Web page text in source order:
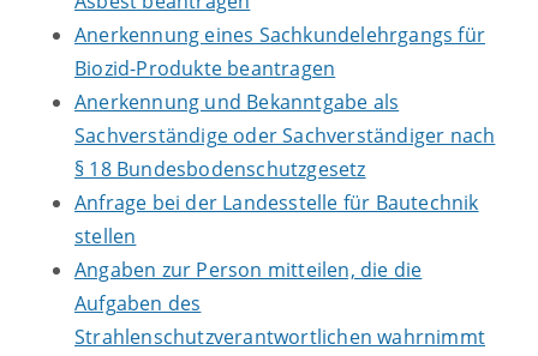
Anerkennung eines Sachkundelehrgangs für
Biozid-Produkte beantragen
Anerkennung und Bekanntgabe als
Sachverständige oder Sachverständiger nach
§ 18 Bundesbodenschutzgesetz
Anfrage bei der Landesstelle für Bautechnik
stellen
Angaben zur Person mitteilen, die die
Aufgaben des
Strahlenschutzverantwortlichen wahrnimmt